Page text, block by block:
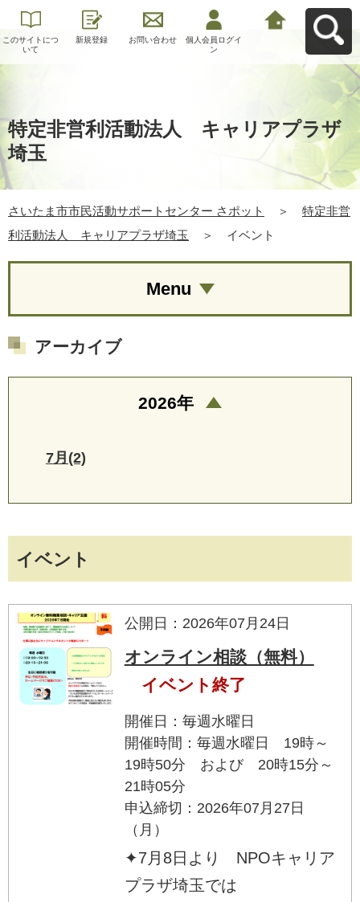
このサイトにつ
いて
新規登録 お問い合わせ
個人会員ログイ
ン
特定非営利活動法人 キャリアプラザ
埼玉
さいたま市市民活動サポートセンター さポット ＞
特定非営
利活動法人 キャリアプラザ埼玉
＞ イベント
イベント
公開日：2026年07月24日
オンライン相談（無料）
イベント終了
開催日：毎週水曜日
開催時間：毎週水曜日 19時～
19時50分 および 20時15分～
21時05分
申込締切：2026年07月27日
（月）
✦7月8日より NPOキャリア
プラザ埼玉では
Menu
アーカイブ
2026年
7月(2)